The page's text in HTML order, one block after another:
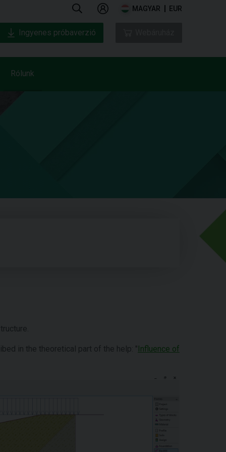
MAGYAR EUR
Rólunk
Ingyenes próbaverzió
in the theoretical part of the help: "Influence of